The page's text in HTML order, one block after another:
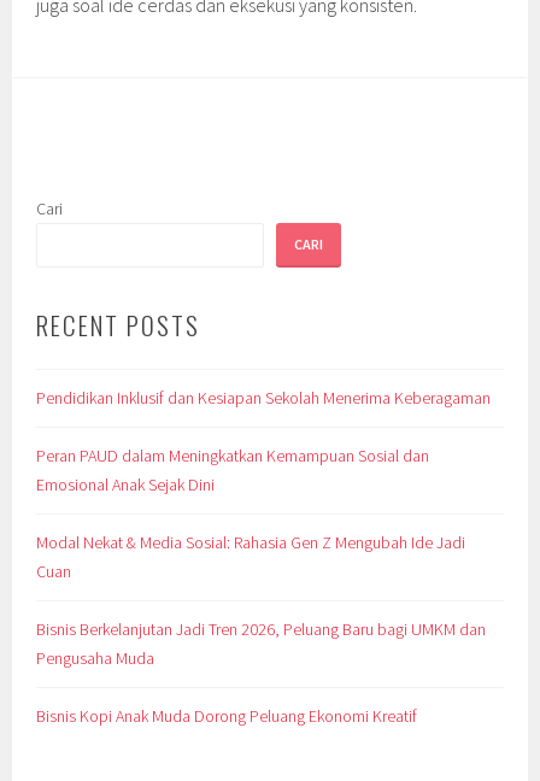
Cari
CARI
RECENT POSTS
Pendidikan Inklusif dan Kesiapan Sekolah Menerima Keberagaman
Peran PAUD dalam Meningkatkan Kemampuan Sosial dan
Emosional Anak Sejak Dini
Modal Nekat & Media Sosial: Rahasia Gen Z Mengubah Ide Jadi
Cuan
Bisnis Berkelanjutan Jadi Tren 2026, Peluang Baru bagi UMKM dan
Pengusaha Muda
Bisnis Kopi Anak Muda Dorong Peluang Ekonomi Kreatif